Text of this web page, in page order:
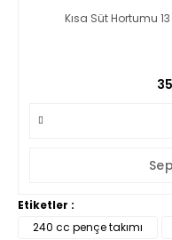
Kısa Süt Hortumu
Etiketler :
240 cc pençe takımı